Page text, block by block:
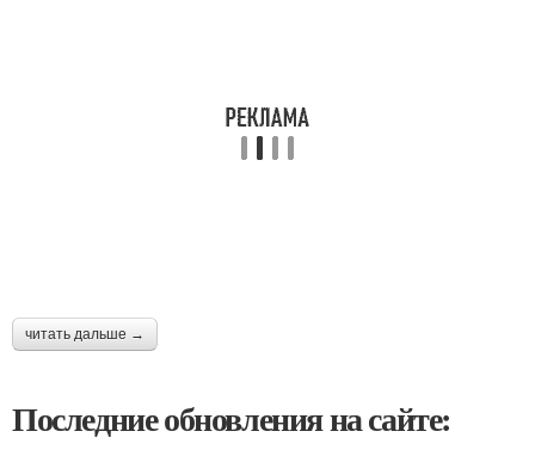
читать дальше →
Последние обновления на сайте: